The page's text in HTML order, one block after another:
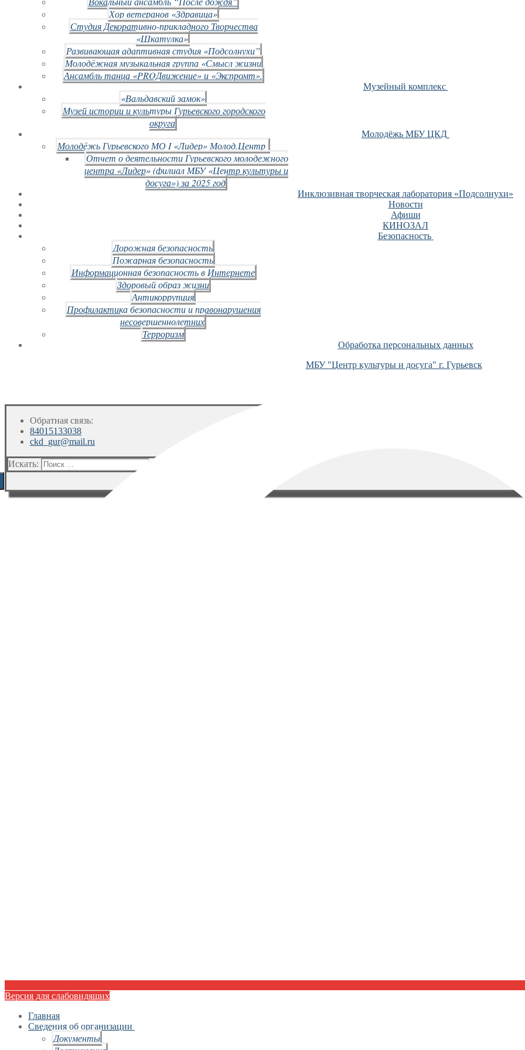
Хор ветеранов «Здравица»
Студия Декоративно-прикладного Творчества
«Шкатулка»
Развивающая адаптивная студия «Подсолнухи”
Молодёжная музыкальная группа «Смысл жизни
Ансамбль танца «PROДвижение» и «Экспромт».
Музейный комплекс
«Вальдавский замок»
Музей истории и культуры Гурьевского городского
округа
Молодёжь МБУ ЦКД
Молодёжь Гурьевского МО I «Лидер» Молод.Центр
Отчет о деятельности Гурьевского молодежного
центра «Лидер» (филиал МБУ «Центр культуры и
досуга») за 2025 год
Инклюзивная творческая лаборатория «Подсолнухи»
Новости
Афиши
КИНОЗАЛ
Безопасность
Дорожная безопасность
Пожарная безопасность
Информационная безопасность в Интернете
Здоровый образ жизни
Антикоррупция
Профилактика безопасности и правонарушения
несовершеннолетних
Терроризм
Обработка персональных данных
МБУ "Центр культуры и досуга" г. Гурьевск
Обратная связь:
84015133038
ckd_gur@mail.ru
Искать:
Версия для слабовидящих
Главная
Сведения об организации
Документы